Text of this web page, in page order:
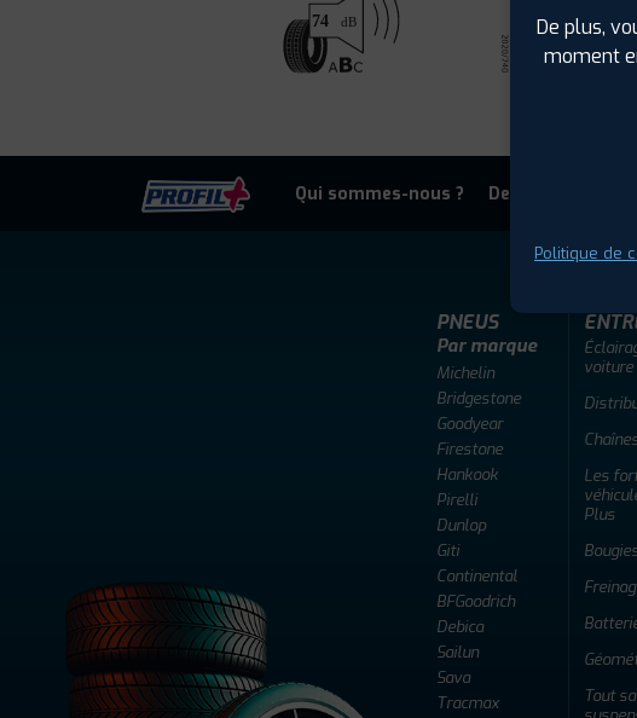
Qui sommes-nous ? Devenir adherent
PNEUS
Par marque
Michelin
Bridgestone
Goodyear
Firestone
Hankook
Pirelli
Dunlop
Giti
Continental
BFGoodrich
Debica
Sailun
Sava
Tracmax
voiture
Les
Plus
Tout
De plus,
moment
Politique de